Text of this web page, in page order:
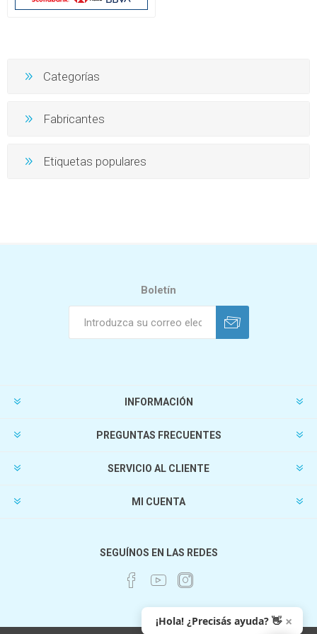
3.0
Categorías
Fabricantes
Etiquetas populares
Boletín
INFORMACIÓN
PREGUNTAS FRECUENTES
SERVICIO AL CLIENTE
MI CUENTA
SEGUÍNOS EN LAS REDES
¡Hola! ¿Precisás ayuda? 👋 ×